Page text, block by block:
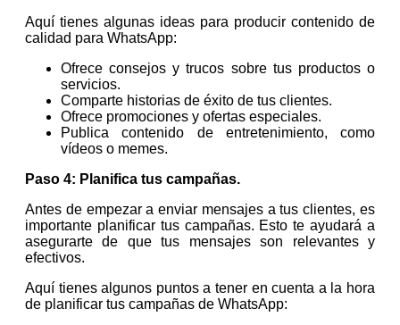
Aquí tienes algunas ideas para producir contenido de
calidad para WhatsApp:
Ofrece consejos y trucos sobre tus productos o
servicios.
Comparte historias de éxito de tus clientes.
Ofrece promociones y ofertas especiales.
Publica contenido de entretenimiento, como
vídeos o memes.
Paso 4: Planifica tus campañas.
Antes de empezar a enviar mensajes a tus clientes, es
importante planificar tus campañas. Esto te ayudará a
asegurarte de que tus mensajes son relevantes y
efectivos.
Aquí tienes algunos puntos a tener en cuenta a la hora
de planificar tus campañas de WhatsApp: